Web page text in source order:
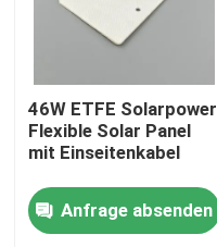
Zu Hause
Produkte
46W ETFE Solarpower
Flexible Solar Panel
mit Einseitenkabel
Anfrage absenden